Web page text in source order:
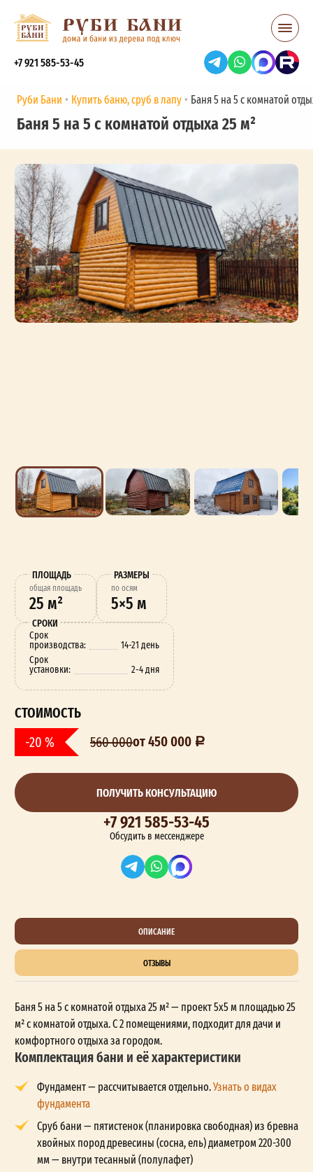
+7 921 585-53-45
Руби Бани Купить баню, сруб в лапу Баня 5 на 5 с комнатой
Баня 5 на 5 с комнатой отдыха 25 м²
ПЛОЩАДЬ
oбщая площадь
25 м²
РАЗМЕРЫ
по осям
5×5 м
СРОКИ
Срок
производства:
14-21 день
Срок
установки: 2-4 дня
СТОИМОСТЬ
-20 % 560 000от 450 000
ПОЛУЧИТЬ КОНСУЛЬТАЦИЮ
+7 921 585-53-45
Обсудить в мессенджере
ОПИСАНИЕ
ОТЗЫВЫ
Баня 5 на 5 с комнатой отдыха 25 м² — проект 5x5 м площадью 25
м² с комнатой отдыха. С 2 помещениями, подходит для дачи и
комфортного отдыха за городом.
Комплектация бани и её характеристики
Фундамент — рассчитывается отдельно.Узнать о видах
фундамента
Сруб бани — пятистенок (планировка свободная) из бревна
хвойных пород древесины (сосна, ель) диаметром 220-300
мм — внутри тесанный (полулафет)